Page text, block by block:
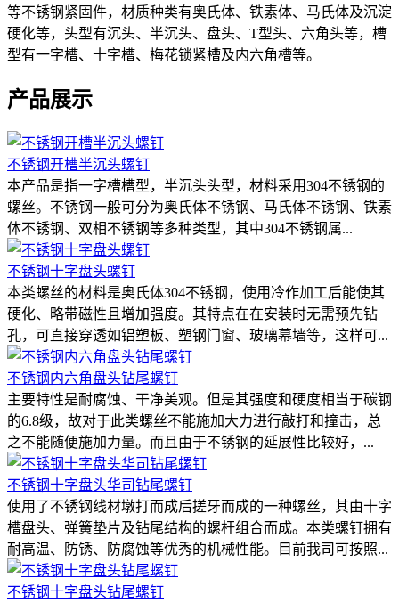
等不锈钢紧固件，材质种类有奥氏体、铁素体、马氏体及沉淀
硬化等，头型有沉头、半沉头、盘头、T型头、六角头等，槽
型有一字槽、十字槽、梅花锁紧槽及内六角槽等。
产品展示
不锈钢开槽半沉头螺钉
本产品是指一字槽槽型，半沉头头型，材料采用304不锈钢的
螺丝。不锈钢一般可分为奥氏体不锈钢、马氏体不锈钢、铁素
体不锈钢、双相不锈钢等多种类型，其中304不锈钢属...
不锈钢十字盘头螺钉
本类螺丝的材料是奥氏体304不锈钢，使用冷作加工后能使其
硬化、略带磁性且增加强度。其特点在在安装时无需预先钻
孔，可直接穿透如铝塑板、塑钢门窗、玻璃幕墙等，这样可...
不锈钢内六角盘头钻尾螺钉
主要特性是耐腐蚀、干净美观。但是其强度和硬度相当于碳钢
的6.8级，故对于此类螺丝不能施加大力进行敲打和撞击，总
之不能随便施加力量。而且由于不锈钢的延展性比较好，...
不锈钢十字盘头华司钻尾螺钉
使用了不锈钢线材墩打而成后搓牙而成的一种螺丝，其由十字
槽盘头、弹簧垫片及钻尾结构的螺杆组合而成。本类螺钉拥有
耐高温、防锈、防腐蚀等优秀的机械性能。目前我司可按照...
不锈钢十字盘头钻尾螺钉